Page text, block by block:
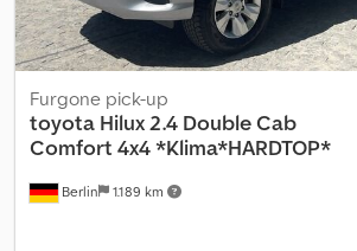
Berlin 1.189 km
Furgone pick-up
toyota Hilux 2.4 Double Cab
Comfort 4x4 *Klima*HARDTOP*